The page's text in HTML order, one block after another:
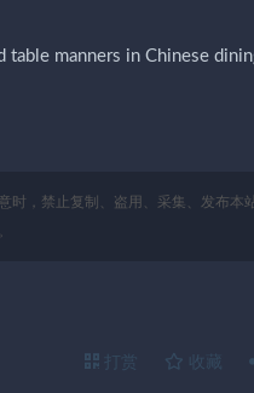
table manners in Chinese
，禁止复制、盗用、采集、发布本
打赏 收藏